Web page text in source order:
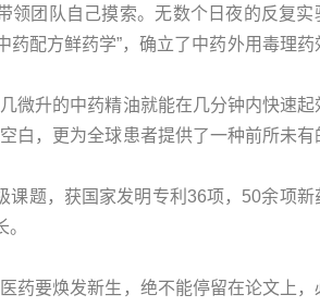
领团队自己摸索。无数个日夜的反复实
药配方鲜药学”，确立了中药外用毒理药
微升的中药精油就能在几分钟内快速起
白，更为全球患者提供了一种前所未有
课题，获国家发明专利36项，50余项新
药要焕发新生，绝不能停留在论文上，